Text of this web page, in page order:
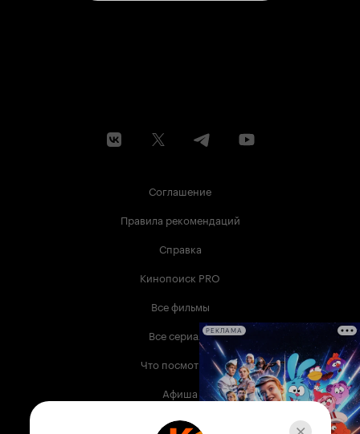
Соглашение
Правила рекомендаций
Справка
Кинопоиск PRO
Все фильмы
Все сериалы
Что посмотреть
Афиша
Музыка
РЕКЛАМА